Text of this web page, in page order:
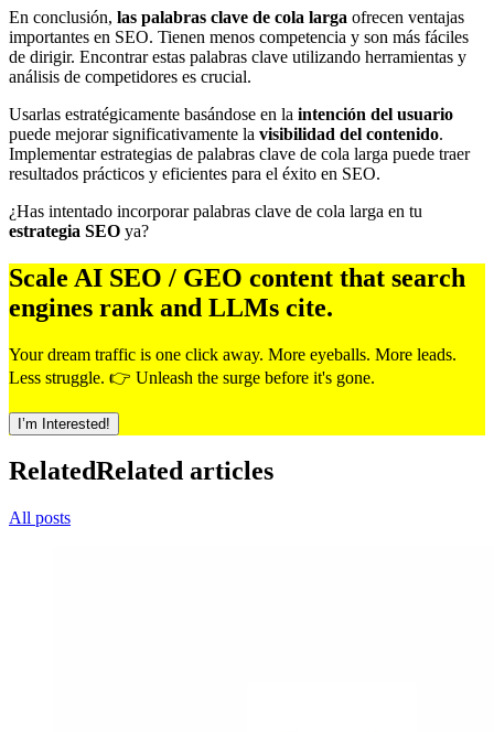
En conclusión, las palabras clave de cola larga ofrecen ventajas
importantes en SEO. Tienen menos competencia y son más fáciles
de dirigir. Encontrar estas palabras clave utilizando herramientas y
análisis de competidores es crucial.
Usarlas estratégicamente basándose en la intención del usuario
puede mejorar significativamente la visibilidad del contenido.
Implementar estrategias de palabras clave de cola larga puede traer
resultados prácticos y eficientes para el éxito en SEO.
¿Has intentado incorporar palabras clave de cola larga en tu
estrategia SEO ya?
Scale AI SEO / GEO content that search
engines rank and LLMs cite.
Your dream traffic is one click away. More eyeballs. More leads.
Less struggle. 👉 Unleash the surge before it's gone.
I’m Interested!
RelatedRelated articles
All posts